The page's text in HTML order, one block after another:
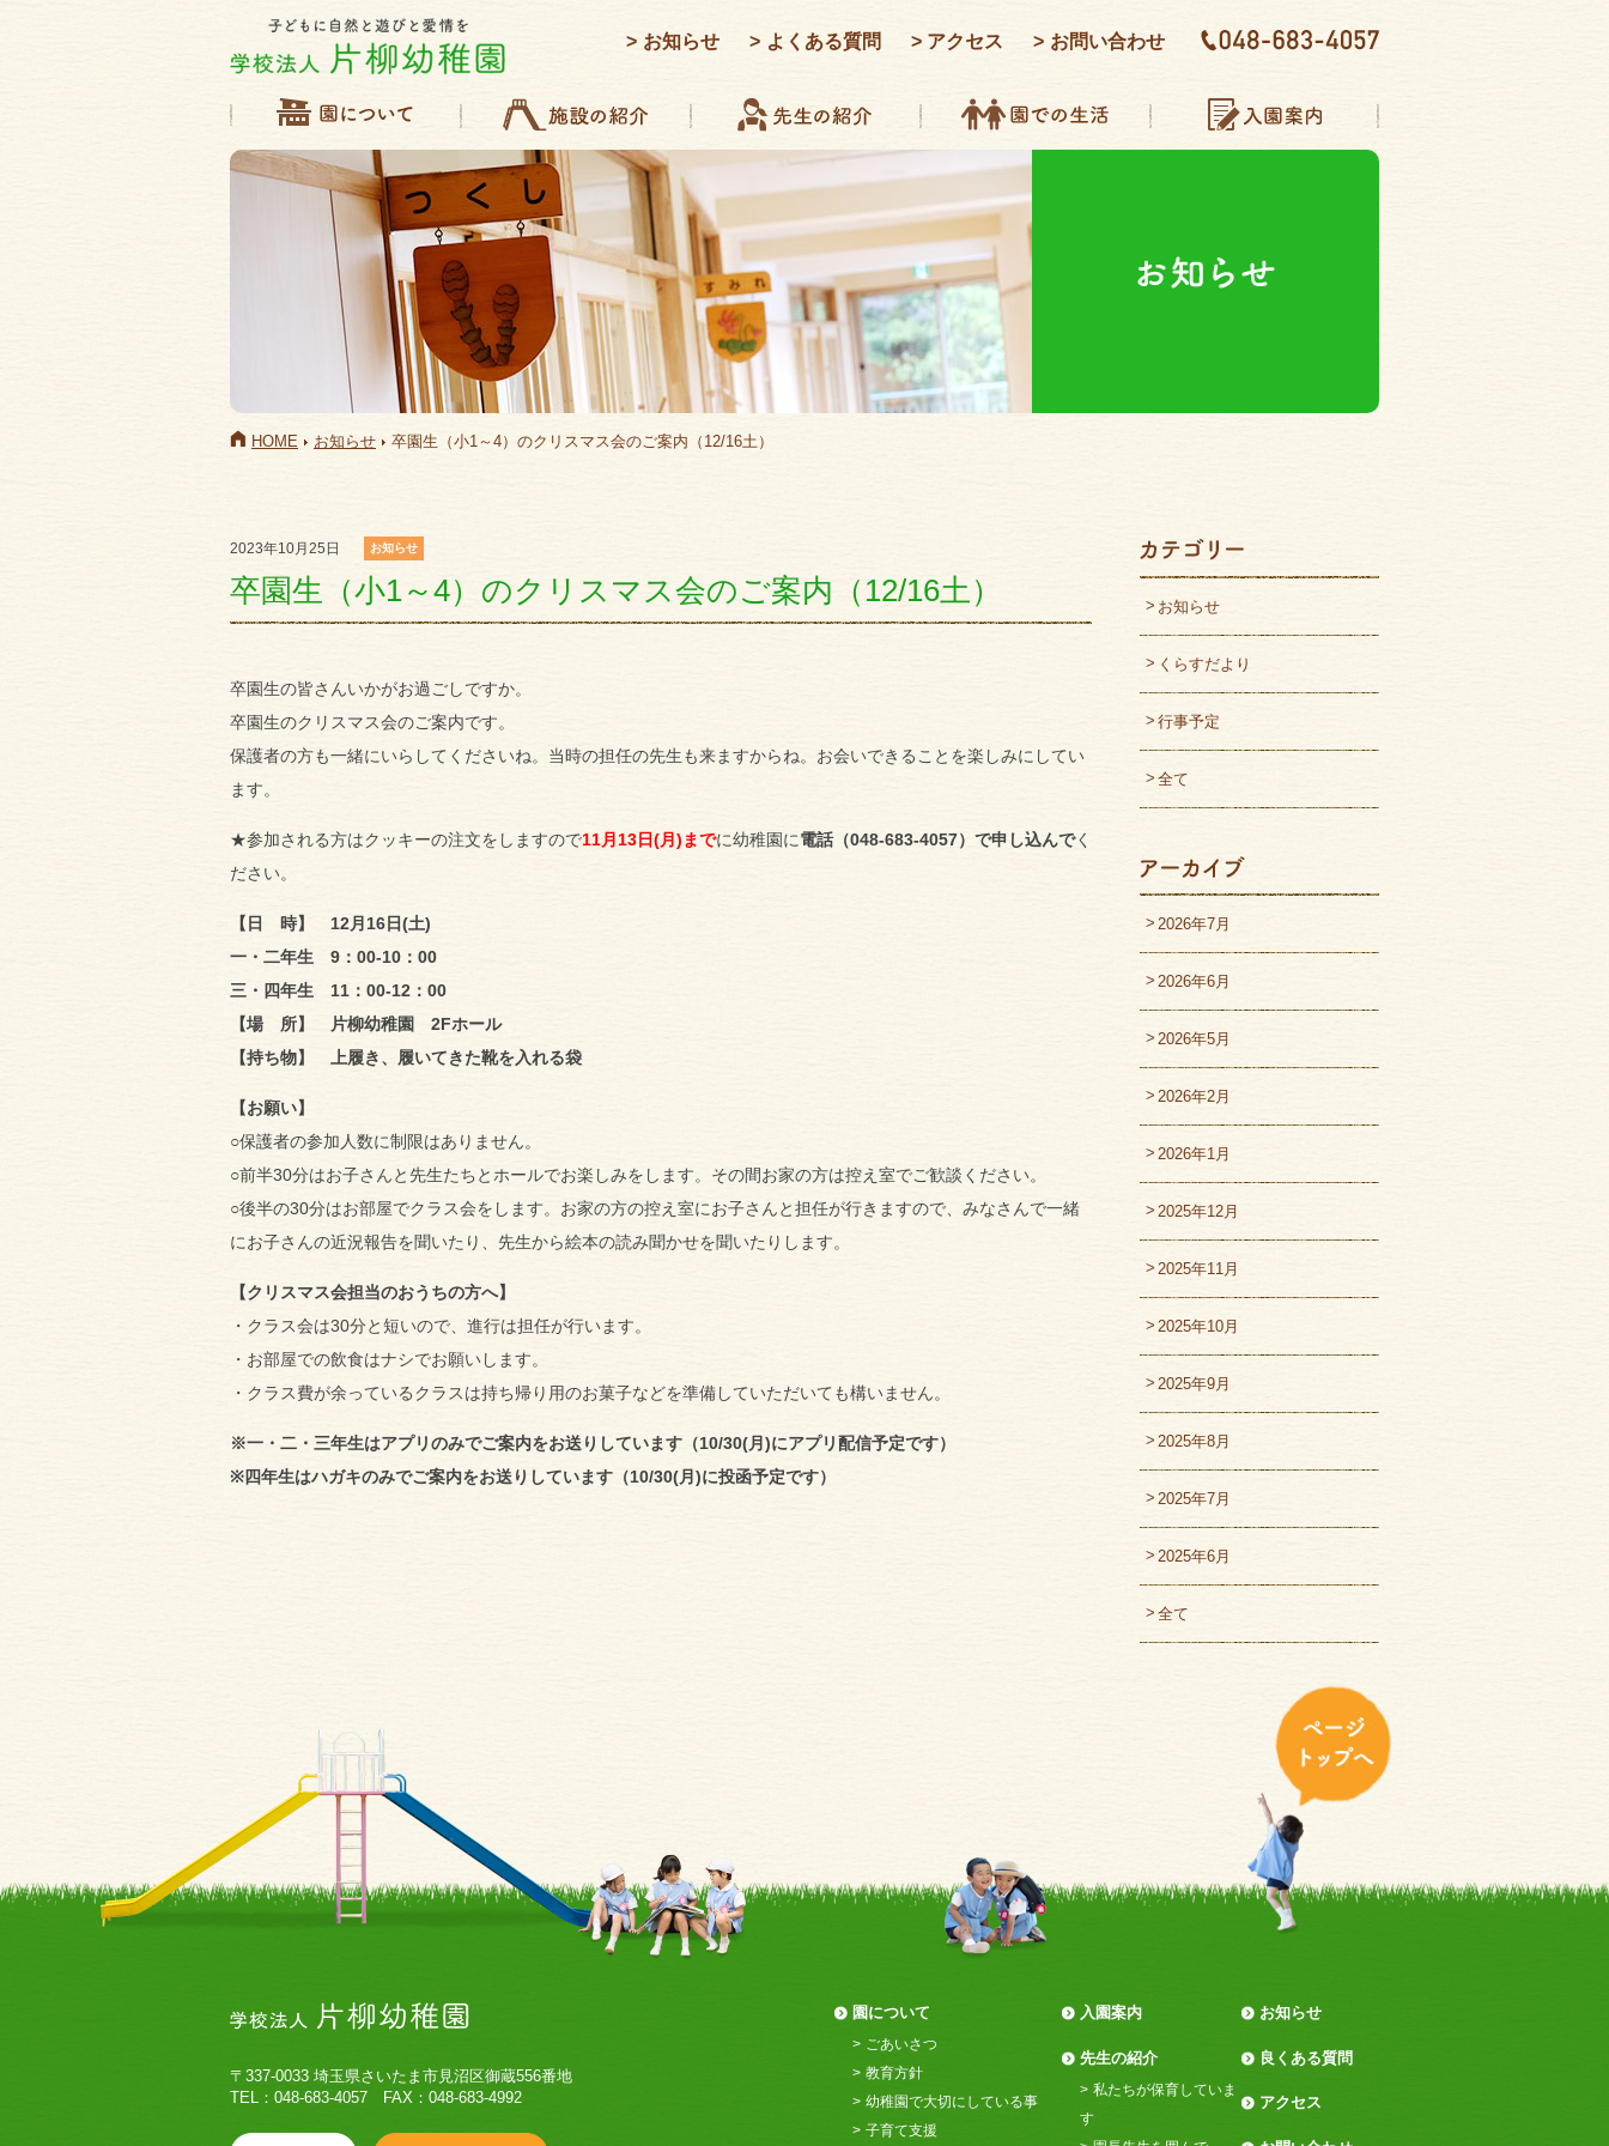
お知らせ よくある質問 アクセス お問い合わせ
HOME お知らせ 卒園生（小1～4）のクリスマス会のご案内（12/16土）
2023年10月25日 お知らせ
卒園生（小1～4）のクリスマス会のご案内（12/16土）
卒園生の皆さんいかがお過ごしですか。
卒園生のクリスマス会のご案内です。
保護者の方も一緒にいらしてくださいね。当時の担任の先生も来ますからね。お会いできることを楽しみにしてい
ます。
★参加される方はクッキーの注文をしますので11月13日(月)までに幼稚園に電話（048-683-4057）で申し込んでく
ださい。
【日 時】 12月16日(土)
一・二年生 9：00-10：00
三・四年生 11：00-12：00
【場 所】 片柳幼稚園 2Fホール
【持ち物】 上履き、履いてきた靴を入れる袋
【お願い】
○保護者の参加人数に制限はありません。
○前半30分はお子さんと先生たちとホールでお楽しみをします。その間お家の方は控え室でご歓談ください。
○後半の30分はお部屋でクラス会をします。お家の方の控え室にお子さんと担任が行きますので、みなさんで一緒
にお子さんの近況報告を聞いたり、先生から絵本の読み聞かせを聞いたりします。
【クリスマス会担当のおうちの方へ】
・クラス会は30分と短いので、進行は担任が行います。
・お部屋での飲食はナシでお願いします。
・クラス費が余っているクラスは持ち帰り用のお菓子などを準備していただいても構いません。
※一・二・三年生はアプリのみでご案内をお送りしています（10/30(月)にアプリ配信予定です）
※四年生はハガキのみでご案内をお送りしています（10/30(月)に投函予定です）
お知らせ
くらすだより
行事予定
全て
2026年7月
2026年6月
2026年5月
2026年2月
2026年1月
2025年12月
2025年11月
2025年10月
2025年9月
2025年8月
2025年7月
2025年6月
全て
〒337-0033 埼玉県さいたま市見沼区御蔵556番地
TEL：048-683-4057 FAX：048-683-4992
園について
ごあいさつ
教育方針
幼稚園で大切にしている事
子育て支援
入園案内
先生の紹介
私たちが保育していま
す
お知らせ
良くある質問
アクセス